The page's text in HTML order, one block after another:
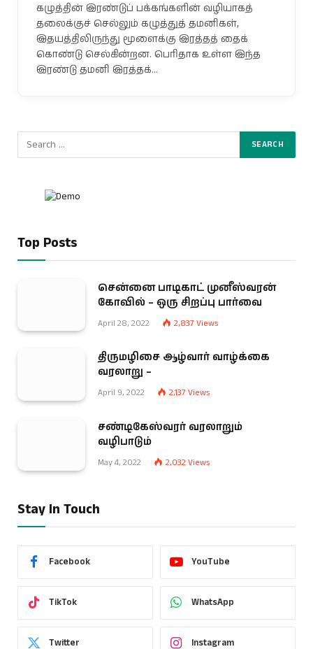
கழுத்தின் இரண்டுப் பக்கங்களின் வழியாகத்
தலைக்குச் செல்லும் கழுத்துத் தமனிகள்,
இதயத்திலிருந்து மூளைக்கு இரத்தத் தைக்
கொண்டு செல்கின்றன. பெரிதாக உள்ள இந்த
இரண்டு தமனி இரத்தக்…
Top Posts
சென்னை பாடிகாட் முனீஸ்வரன்
கோவில் – ஒரு சிறப்பு பார்வை
April 28, 2022 2,837 Views
திருமழிசை ஆழ்வார் வாழ்க்கை
வரலாறு –
April 9, 2022 2,137 Views
சண்டிகேஸ்வரர் வரலாறும்
வழிபாடும்
May 4, 2022 2,032 Views
Stay In Touch
Facebook YouTube
TikTok WhatsApp
Twitter Instagram